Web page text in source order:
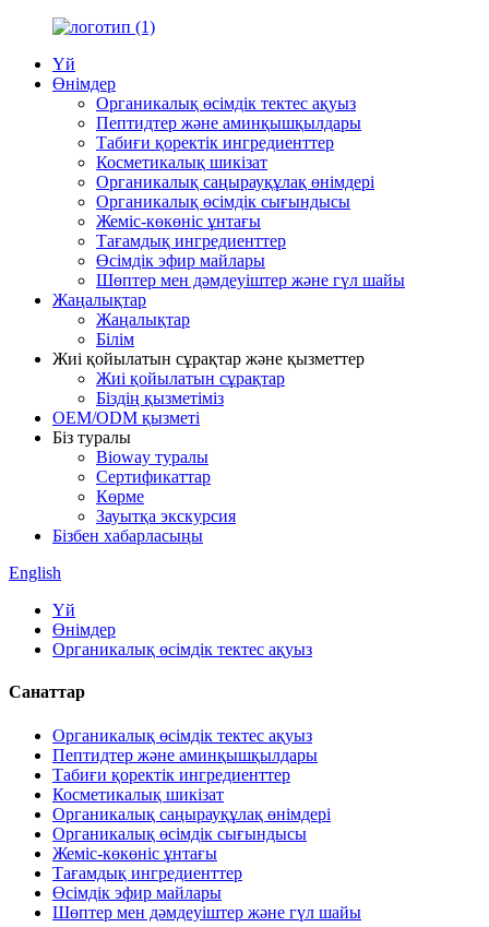
Үй
Өнімдер
Органикалық өсімдік тектес ақуыз
Пептидтер және аминқышқылдары
Табиғи қоректік ингредиенттер
Косметикалық шикізат
Органикалық саңырауқұлақ өнімдері
Органикалық өсімдік сығындысы
Жеміс-көкөніс ұнтағы
Тағамдық ингредиенттер
Өсімдік эфир майлары
Шөптер мен дәмдеуіштер және гүл шайы
Жаңалықтар
Жаңалықтар
Білім
Жиі қойылатын сұрақтар және қызметтер
Жиі қойылатын сұрақтар
Біздің қызметіміз
OEM/ODM қызметі
Біз туралы
Bioway туралы
Сертификаттар
Көрме
Зауытқа экскурсия
Бізбен хабарласыңы
English
Үй
Өнімдер
Органикалық өсімдік тектес ақуыз
Санаттар
Органикалық өсімдік тектес ақуыз
Пептидтер және аминқышқылдары
Табиғи қоректік ингредиенттер
Косметикалық шикізат
Органикалық саңырауқұлақ өнімдері
Органикалық өсімдік сығындысы
Жеміс-көкөніс ұнтағы
Тағамдық ингредиенттер
Өсімдік эфир майлары
Шөптер мен дәмдеуіштер және гүл шайы